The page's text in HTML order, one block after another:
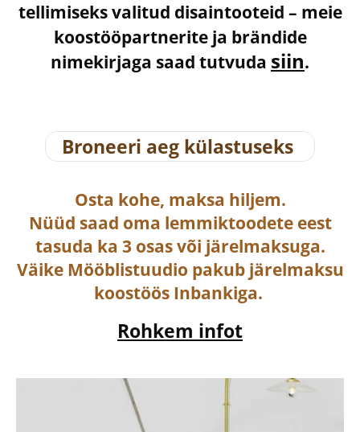
tellimiseks valitud disaintooteid – meie
koostööpartnerite ja brändide
nimekirjaga saad tutvuda siin.
Broneeri aeg külastuseks
Osta kohe, maksa hiljem.
Nüüd saad oma lemmiktoodete eest
tasuda ka 3 osas või järelmaksuga.
Väike Mööblistuudio pakub järelmaksu
koostöös Inbankiga.
Rohkem infot